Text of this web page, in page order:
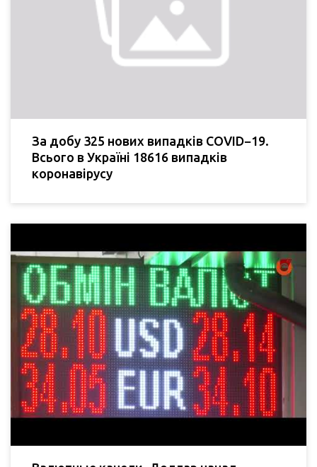
За добу 325 нових випадків COVID−19.
Всього в Україні 18616 випадків
коронавірусу